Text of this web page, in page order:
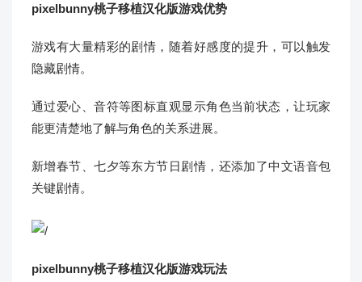
pixelbunny桃子移植汉化版游戏优势
游戏有大量精彩的剧情，随着好感度的提升，可以触发
隐藏剧情。
通过爱心、音符等图标直观显示角色当前状态，让玩家
能更清楚地了解与角色的关系进展。
新增春节、七夕等东方节日剧情，还添加了中文语音包
关键剧情。
pixelbunny桃子移植汉化版游戏玩法